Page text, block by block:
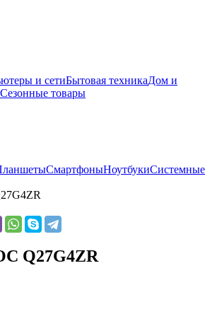
и сетиБытовая техникаДом и
Сезонные товары
СмартфоныНоутбукиСистемные
Q27G4ZR